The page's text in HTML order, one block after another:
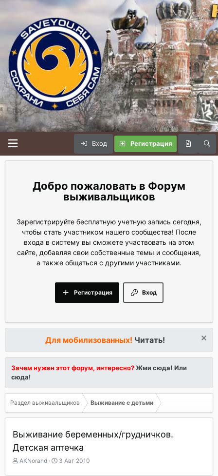
Вход Регистрация
Форум
выживальщиков
Зарегистрируйте бесплатную учетную запись сегодня,
чтобы стать участником нашего сообщества! После
входа в систему вы сможете участвовать на этом
сайте, добавляя свои собственные темы и сообщения,
а также общаться с другими участниками.
Вход
Регистрация
Для мобилизованных! Читать!
Зачем нужен этот форум, интересно?Жми сюда! Или
сюда!
Раздел выживальщиков Выживание с детьми
Выживание беременных/грудничков.
Детская аптечка
А
AKNorand
Д
3 Авг 2010